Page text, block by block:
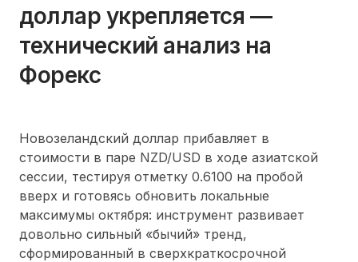
доллар укрепляется —
технический анализ на
Форекс
Новозеландский доллар прибавляет в
стоимости в паре NZD/USD в ходе азиатской
сессии, тестируя отметку 0.6100 на пробой
вверх и готовясь обновить локальные
максимумы октября: инструмент развивает
довольно сильный «бычий» тренд,
сформированный в сверхкраткосрочной